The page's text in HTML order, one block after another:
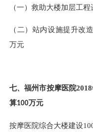
（一） 救助大楼加层工程
（二） 站内设施提升改
万元
七、福州市按摩医院2018
算100万元
按摩医院综合大楼建设